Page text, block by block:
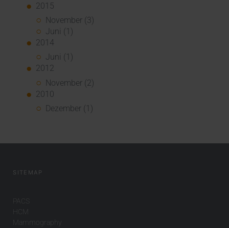
2015
November (3)
Juni (1)
2014
Juni (1)
2012
November (2)
2010
Dezember (1)
SITEMAP
PACS
HCM
Mammography